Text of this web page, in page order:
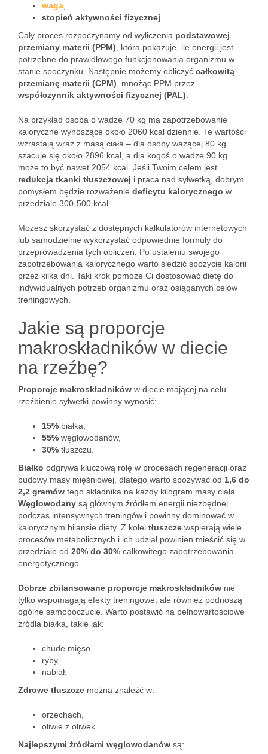
waga
stopień aktywności fizycznej
Cały proces rozpoczynamy od wyliczenia podstawowej
przemiany materii (PPM) , która pokazuje, ile energii jest
potrzebne do prawidłowego funkcjonowania organizmu w
stanie spoczynku. Następnie możemy obliczyć całkowitą
przemianę materii (CPM) , mnożąc PPM przez
współczynnik aktywności fizycznej (PAL)
Na przykład osoba o wadze 70 kg ma zapotrzebowanie
kaloryczne wynoszące około 2060 kcal dziennie. Te wartości
wzrastają wraz z masą ciała – dla osoby ważącej 80 kg
szacuje się około 2896 kcal, a dla kogoś o wadze 90 kg
może to być nawet 2054 kcal. Jeśli Twoim celem jest
redukcja tkanki tłuszczowej i praca nad sylwetką, dobrym
pomysłem będzie rozważenie deficytu kalorycznego w
przedziale 300-500 kcal.
Możesz skorzystać z dostępnych kalkulatorów internetowych
lub samodzielnie wykorzystać odpowiednie formuły do
przeprowadzenia tych obliczeń. Po ustaleniu swojego
zapotrzebowania kalorycznego warto śledzić spożycie kalorii
przez kilka dni. Taki krok pomoże Ci dostosować dietę do
indywidualnych potrzeb organizmu oraz osiąganych celów
treningowych.
Jakie są proporcje
makroskładników w diecie
na rzeźbę?
Proporcje makroskładników w diecie mającej na celu
rzeźbienie sylwetki powinny wynosić:
15% białka,
55% węglowodanów,
30% tłuszczu.
Białko odgrywa kluczową rolę w procesach regeneracji oraz
budowy masy mięśniowej, dlatego warto spożywać od 1,6 do
2,2 gramów tego składnika na każdy kilogram masy ciała.
Węglowodany są głównym źródłem energii niezbędnej
podczas intensywnych treningów i powinny dominować w
kalorycznym bilansie diety. Z kolei tłuszcze wspierają wiele
procesów metabolicznych i ich udział powinien mieścić się w
przedziale od 20% do 30% całkowitego zapotrzebowania
energetycznego.
Dobrze zbilansowane proporcje makroskładników nie
tylko wspomagają efekty treningowe, ale również podnoszą
ogólne samopoczucie. Warto postawić na pełnowartościowe
źródła białka, takie jak:
chude mięso,
ryby,
nabiał.
Zdrowe tłuszcze można znaleźć w:
orzechach,
oliwie z oliwek.
Najlepszymi źródłami węglowodanów są: